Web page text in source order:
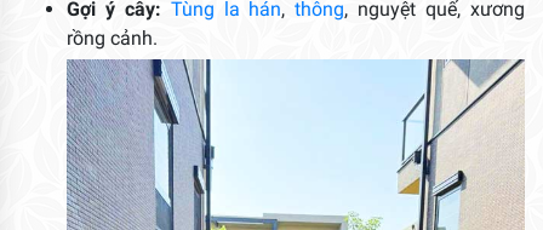
Gợi ý cây: Tùng la hán,thông, nguyệt quế, xương
rồng cảnh.